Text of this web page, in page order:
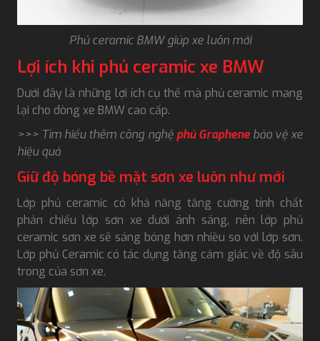
Phủ ceramic BMW giúp xe luôn mới
Lợi ích khi phủ ceramic xe BMW
Dưới đây là những lợi ích cụ thể mà phủ ceramic mang
lại cho dòng xe BMW cao cấp.
>>> Tìm hiểu thêm công nghệphủ Graphenebảo vệ xe
hiệu quả
Giữ độ bóng bề mặt sơn xe luôn như mới
Lớp phủ ceramic có khả năng tăng cường tính chất
phản chiếu lớp sơn xe dưới ánh sáng, nên lớp phủ
ceramic sơn xe sẽ sáng bóng hơn nhiều so với lớp sơn.
Lớp phủ Ceramic có tác dụng tăng cảm giác về độ sâu
trong của sơn xe.